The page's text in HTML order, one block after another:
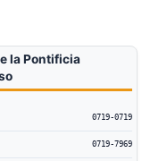
la Pontificia
0719-0719
0719-7969